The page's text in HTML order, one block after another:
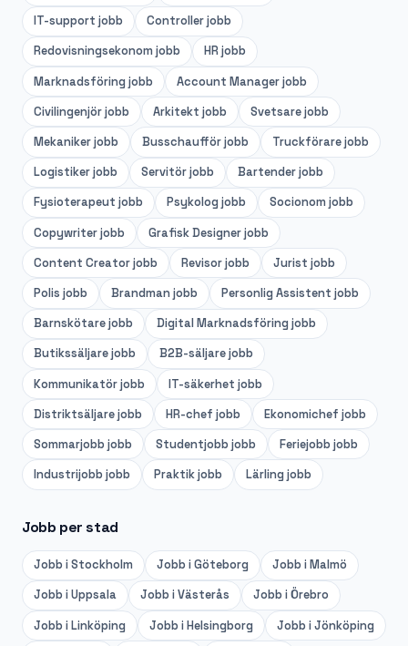
IT-support jobb Controllerjobb
Redovisningsekonom jobb HR jobb
Marknadsföring jobb Account Managerjobb
Civilingenjörjobb Arkitekt jobb Svetsarejobb
Mekanikerjobb Busschaufförjobb Truckförarejobb
Logistikerjobb Servitörjobb Bartenderjobb
Fysioterapeut jobb Psykolog jobb Socionom jobb
Copywriterjobb Grafisk Designerjobb
Content Creatorjobb Revisorjobb Jurist jobb
Polis jobb Brandman jobb Personlig Assistent jobb
Barnskötarejobb Digital Marknadsföring jobb
Butikssäljarejobb B2B-säljarejobb
Kommunikatörjobb IT-säkerhet jobb
Distriktsäljarejobb HR-chef jobb Ekonomichef jobb
Sommarjobb jobb Studentjobb jobb Feriejobb jobb
Industrijobb jobb Praktikjobb Lärling jobb
Jobb per stad
Jobb iStockholm Jobb iGöteborg Jobb iMalmö
Jobb iUppsala Jobb iVästerås Jobb iÖrebro
Jobb iLinköping Jobb iHelsingborg Jobb iJönköping